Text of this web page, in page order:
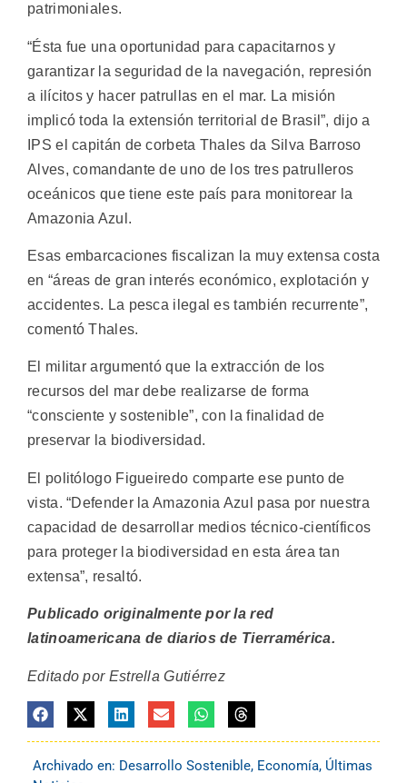
patrimoniales.
“Ésta fue una oportunidad para capacitarnos y
garantizar la seguridad de la navegación, represión
a ilícitos y hacer patrullas en el mar. La misión
implicó toda la extensión territorial de Brasil”, dijo a
IPS el capitán de corbeta Thales da Silva Barroso
Alves, comandante de uno de los tres patrulleros
oceánicos que tiene este país para monitorear la
Amazonia Azul.
Esas embarcaciones fiscalizan la muy extensa costa
en “áreas de gran interés económico, explotación y
accidentes. La pesca ilegal es también recurrente”,
comentó Thales.
El militar argumentó que la extracción de los
recursos del mar debe realizarse de forma
“consciente y sostenible”, con la finalidad de
preservar la biodiversidad.
El politólogo Figueiredo comparte ese punto de
vista. “Defender la Amazonia Azul pasa por nuestra
capacidad de desarrollar medios técnico-científicos
para proteger la biodiversidad en esta área tan
extensa”, resaltó.
Publicado originalmente por la red
latinoamericana de diarios de Tierramérica.
Editado por Estrella Gutiérrez
Archivado en: Desarrollo Sostenible, Economía, Últimas